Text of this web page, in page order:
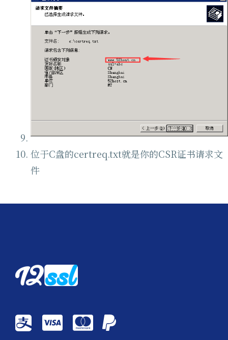
位于C盘的certreq.txt就是你的CSR证书请求文
件